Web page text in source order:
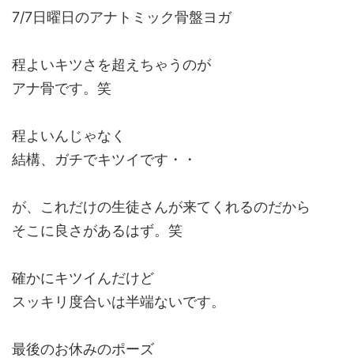
7/7日曜日のアナトミック骨盤ヨガ
程よいキツさを超えちゃうのが
アナ骨です。笑
程よいんじゃなく
結構、ガチでキツイです・・
が、これだけの生徒さんが来てくれるのだから
そこに良さがあるはず。笑
確かにキツイんだけど
スッキリ度合いは半端ないです。
最後のお休みのポーズ